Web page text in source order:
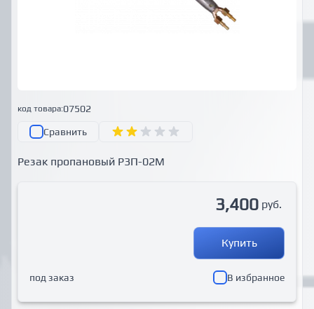
код товара:07502
Сравнить
Резак пропановый Р3П-02М
3,400 руб.
Купить
под заказ В избранное